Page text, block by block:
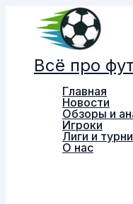
Перейти
содержимому
Всё про
Главная
Новости
Обзоры и
Игроки
Лиги и
О нас